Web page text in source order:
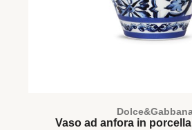
Vaso ad anfora in